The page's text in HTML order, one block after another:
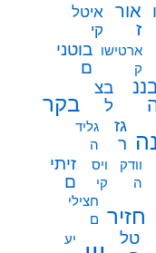
אור
ז
איטל
קי
ארטישו
ק
בוטני
ם
בצ
ל
בקר
גז
ר
גליד
ה
וודק
ה
ויס
קי
זיתי
ם
חזיר
חצילי
ם
טל
יע